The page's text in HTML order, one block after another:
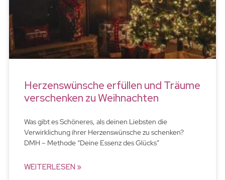
Herzenswünsche erfüllen und Träume
verschenken zu Weihnachten
Was gibt es Schöneres, als deinen Liebsten die
Verwirklichung ihrer Herzenswünsche zu schenken?
DMH – Methode “Deine Essenz des Glücks”
WEITERLESEN »